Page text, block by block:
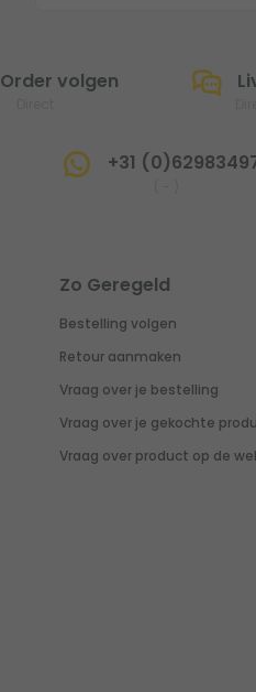
Order volgen
+31
Zo Geregeld
Bestelling volgen
Retour aanmaken
Vraag over je bestelling
Vraag over je gekochte
Vraag over product op de